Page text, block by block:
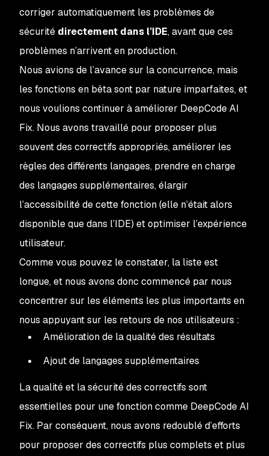
corriger automatiquement les problèmes de
sécurité directement dans l’IDE, avant que ces
problèmes n’arrivent en production.
Nous avions de l’avance sur la concurrence, mais
les fonctions en bêta sont par nature imparfaites, et
nous voulions continuer à améliorer DeepCode AI
Fix. Nous avons travaillé pour proposer plus
souvent des correctifs appropriés, améliorer les
règles des différents langages, prendre en charge
des langages supplémentaires, élargir
l’accessibilité de cette fonction (elle n’était alors
disponible que dans l’IDE) et optimiser l’expérience
utilisateur.
Comme vous pouvez le constater, la liste est
longue, et nous avons donc commencé par nous
concentrer sur les éléments les plus importants en
nous appuyant sur les retours de nos utilisateurs :
Amélioration de la qualité des résultats
Ajout de langages supplémentaires
La qualité et la sécurité des correctifs sont
essentielles pour une fonction comme DeepCode AI
Fix. Par conséquent, nous avons redoublé d’efforts
pour proposer des correctifs plus complets et plus